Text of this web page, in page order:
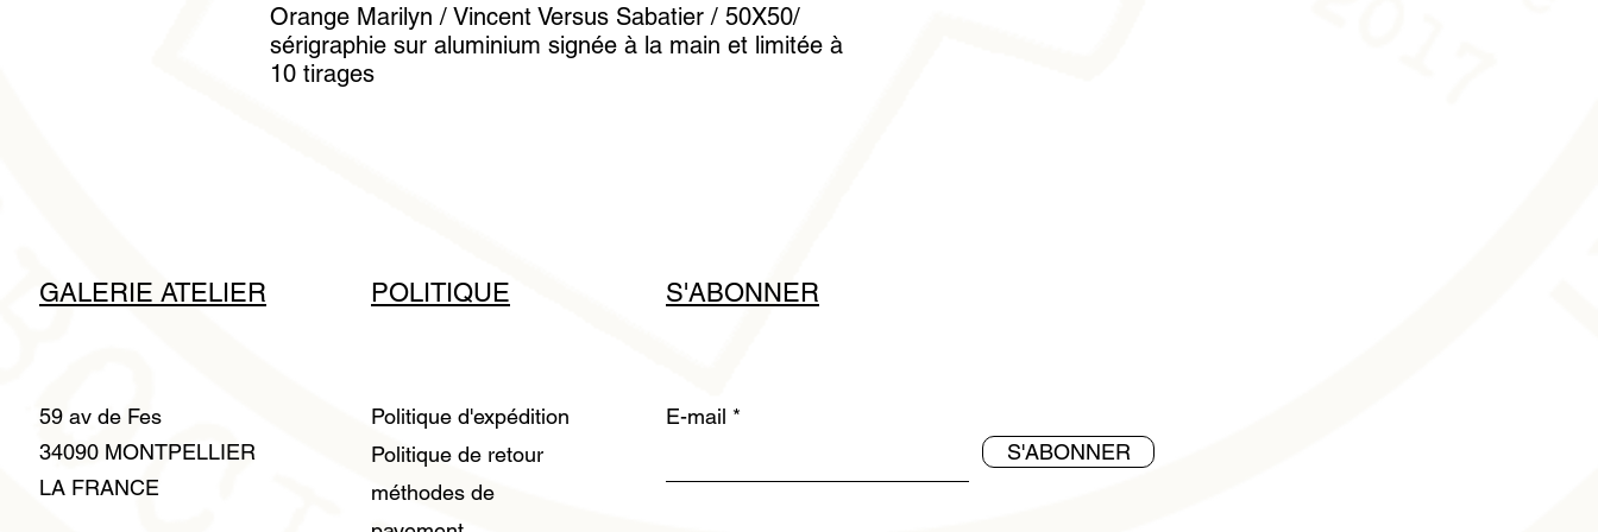
Orange Marilyn / Vincent Versus Sabatier / 50X50/
sérigraphie sur aluminium signée à la main et limitée à
10 tirages
GALERIE ATELIER POLITIQUE S'ABONNER
59 av de Fes
34090 MONTPELLIER
LA FRANCE
Politique d'expédition
Politique de retour
méthodes de
E-mail
S'ABONNER